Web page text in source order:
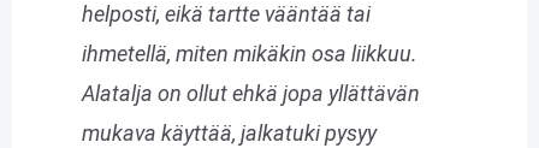
helposti, eikä tartte vääntää tai
ihmetellä, miten mikäkin osa liikkuu.
Alatalja on ollut ehkä jopa yllättävän
mukava käyttää, jalkatuki pysyy